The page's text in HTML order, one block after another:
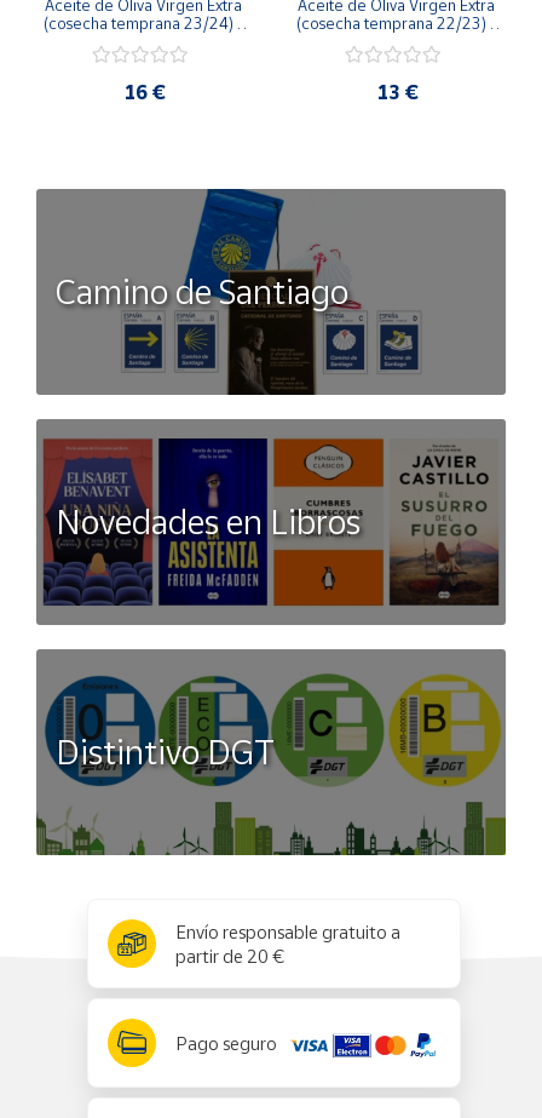
Aceite de Oliva Virgen Extra
(cosecha temprana 23/24) -
16 €
Aceite de Oliva Virgen Extra
(cosecha temprana 22/23) -
13 €
Camino de Santiago
Novedades en Libros
Distintivo DGT
Envío responsable gratuito a
partir de 20 €
Pago seguro